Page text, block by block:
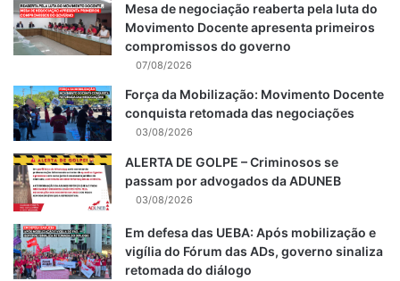
Mesa de negociação reaberta pela luta do
Movimento Docente apresenta primeiros
compromissos do governo
07/08/2026
Força da Mobilização: Movimento Docente
conquista retomada das negociações
03/08/2026
ALERTA DE GOLPE – Criminosos se
passam por advogados da ADUNEB
03/08/2026
Em defesa das UEBA: Após mobilização e
vigília do Fórum das ADs, governo sinaliza
retomada do diálogo